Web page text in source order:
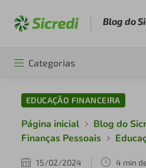
Blog do
Categorias
EDUCAÇÃO FINANCEIRA
Página inicial
Blog do
Finanças Pessoais
15/02/2024 4 min